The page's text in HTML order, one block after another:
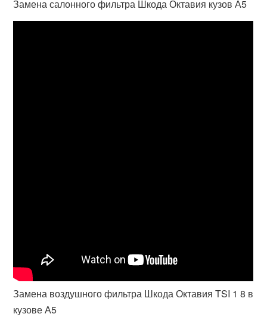
Замена салонного фильтра Шкода Октавия кузов А5
Замена воздушного фильтра Шкода Октавия TSI 1 8 в
кузове А5